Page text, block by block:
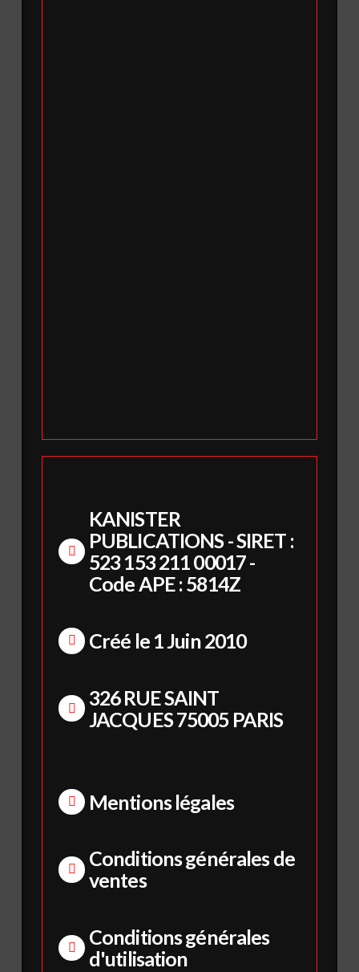
KANISTER
PUBLICATIONS - SIRET :
523 153 211 00017 -
Code APE : 5814Z
Créé le 1 Juin 2010
326 RUE SAINT
JACQUES 75005 PARIS
Mentions légales
Conditions générales de
ventes
Conditions générales
d'utilisation